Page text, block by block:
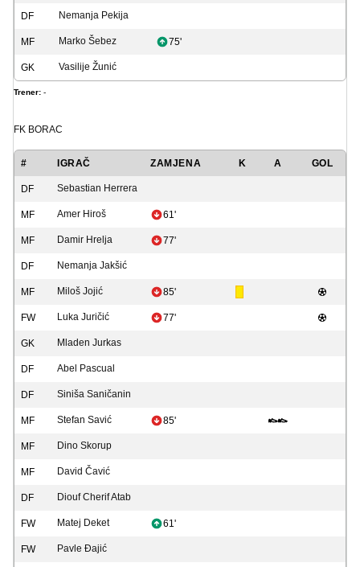
DF Nemanja Pekija
MF Marko Šebez 75'
GK Vasilije Žunić
Trener: -
FK BORAC
# IGRAČ ZAMJENA K A GOL
DF Sebastian Herrera
MF Amer Hiroš 61'
MF Damir Hrelja 77'
DF Nemanja Jakšić
MF Miloš Jojić 85'
FW Luka Juričić 77'
GK Mladen Jurkas
DF Abel Pascual
DF Siniša Saničanin
MF Stefan Savić 85'
MF Dino Skorup
MF David Čavić
DF Diouf Cherif Atab
FW Matej Deket 61'
FW Pavle Đajić